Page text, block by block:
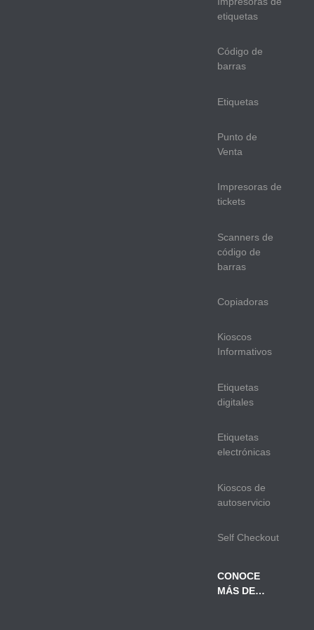
etiquetas
Código de
barras
Etiquetas
Punto de
Venta
Impresoras de
tickets
Scanners de
código de
barras
Copiadoras
Kioscos
Informativos
Etiquetas
digitales
Etiquetas
electrónicas
Kioscos de
autoservicio
Self Checkout
CONOCE
MÁS DE…